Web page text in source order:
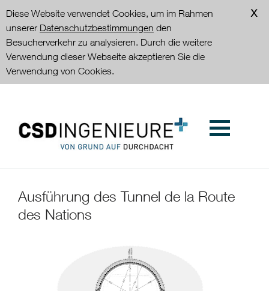
Diese Website verwendet Cookies, um im Rahmen
unserer Datenschutzbestimmungen den
Besucherverkehr zu analysieren. Durch die weitere
Verwendung dieser Webseite akzeptieren Sie die
Verwendung von Cookies.
Ausführung des Tunnel de la Route
des Nations